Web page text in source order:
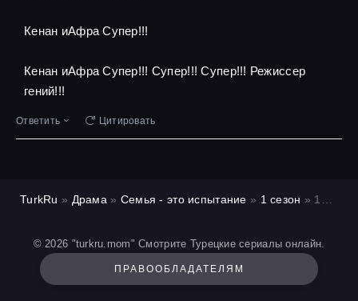
Кенан иАфра Супер!!!
Кенан иАфра Супер!!! Супер!!! Супер!!! Режиссер
гений!!!
Ответить Цитировать
TurkRu » Драма » Семья - это испытание » 1 сезон » 10 серия
© 2026 "turkru.mom" Смотрите Турецкие сериалы онлайн.
ПРАВООБЛАДАТЕЛЯМ